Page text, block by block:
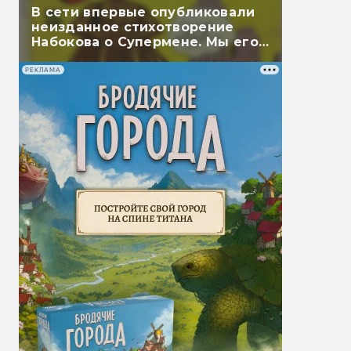
В сети впервые опубликовали
неизданное стихотворение
Набокова о Супермене. Мы его
перевели
РЕКЛАМА